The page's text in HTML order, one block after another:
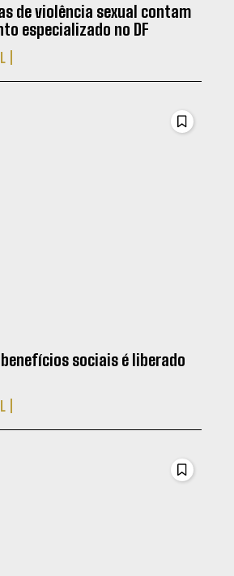
de violência sexual contam
especializado no DF
sociais é liberado